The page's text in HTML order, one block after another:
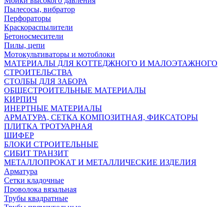
Пылесосы, вибратор
Перфораторы
Краскораспылители
Бетоносмесители
Пилы, цепи
Мотокультиваторы и мотоблоки
МАТЕРИАЛЫ ДЛЯ КОТТЕДЖНОГО И МАЛОЭТАЖНОГО
СТРОИТЕЛЬСТВА
СТОЛБЫ ДЛЯ ЗАБОРА
ОБЩЕСТРОИТЕЛЬНЫЕ МАТЕРИАЛЫ
КИРПИЧ
ИНЕРТНЫЕ МАТЕРИАЛЫ
АРМАТУРА, СЕТКА КОМПОЗИТНАЯ, ФИКСАТОРЫ
ПЛИТКА ТРОТУАРНАЯ
ШИФЕР
БЛОКИ СТРОИТЕЛЬНЫЕ
СИБИТ ТРАНЗИТ
МЕТАЛЛОПРОКАТ И МЕТАЛЛИЧЕСКИЕ ИЗДЕЛИЯ
Арматура
Сетки кладочные
Проволока вязальная
Трубы квадратные